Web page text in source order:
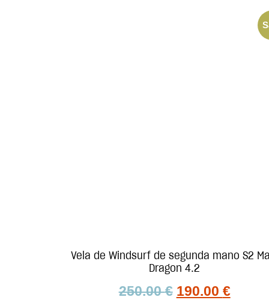
Vela de Windsurf de segunda mano S2
Dragon 4.2
250.00€ 190.00 €